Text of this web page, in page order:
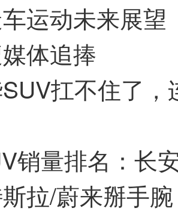
运动未来展望
体追捧
扛不住了
销量排名：长
拉/蔚来掰手